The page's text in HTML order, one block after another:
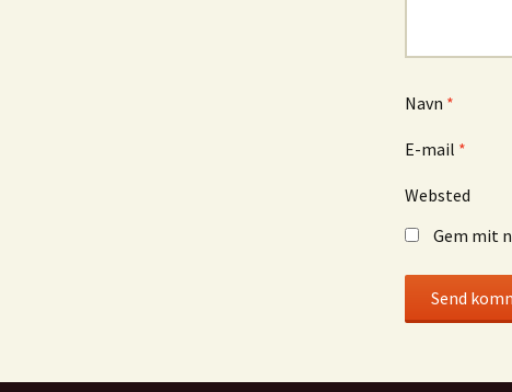
Navn *
E-mail *
Websted
Gem mit